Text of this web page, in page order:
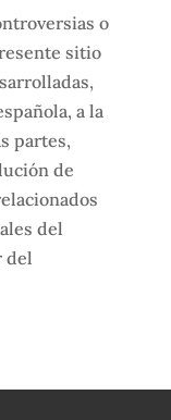
o
sitio
a la
partes,
de
del
del